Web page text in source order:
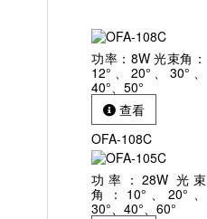
功率：8W 光束角：
12°、20°、30°、
40°、50°
查看
OFA-108C
功率：28W 光束
角：10°、20°、
30°、40°、60°